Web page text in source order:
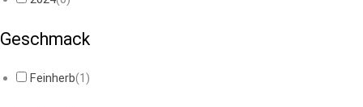
Geschmack
Feinherb(1 )